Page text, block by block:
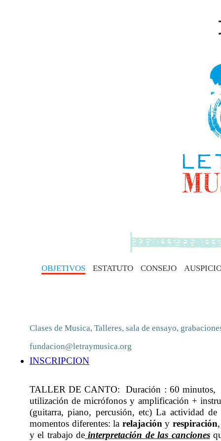
OBJETIVOS ESTATUTO CONSEJO
Clases de Musica, Talleres, sala de ensayo,
fundacion@letraymusica.org
INSCRIPCION
TALLER DE CANTO: Duración : 60 minutos,
utilización de micrófonos y amplificación +
(guitarra, piano, percusión, etc)La actividad de
momentos diferentes: la relajación y respiración
y el trabajo de interpretación de las canciones